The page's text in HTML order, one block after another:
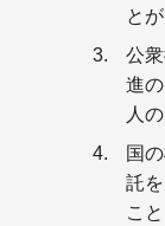
と
公
進
人
国
託
こ